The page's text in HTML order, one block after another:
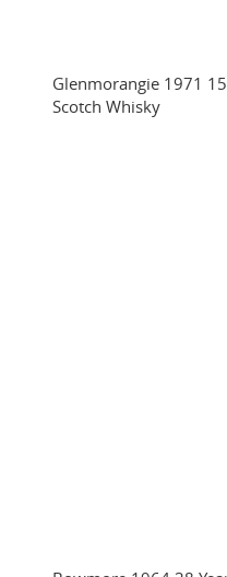
Glenmorangie 1971
Scotch Whisky